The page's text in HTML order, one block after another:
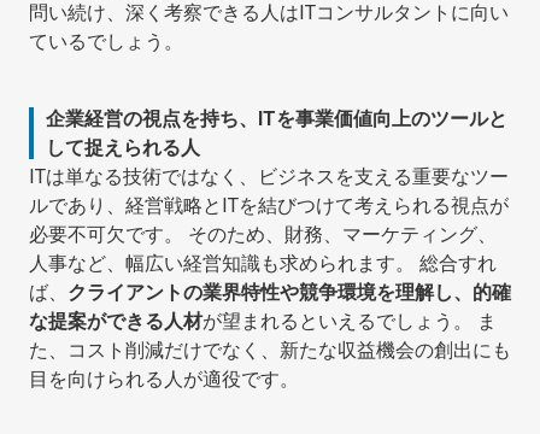
問い続け、深く考察できる人はITコンサルタントに向い
ているでしょう。
企業経営の視点を持ち、ITを事業価値向上のツールと
して捉えられる人
ITは単なる技術ではなく、ビジネスを支える重要なツー
ルであり、経営戦略とITを結びつけて考えられる視点が
必要不可欠です。 そのため、財務、マーケティング、
人事など、幅広い経営知識も求められます。 総合すれ
ば、 クライアントの業界特性や競争環境を理解し、的確
な提案ができる人材が望まれるといえるでしょう。 ま
た、コスト削減だけでなく、新たな収益機会の創出にも
目を向けられる人が適役です。